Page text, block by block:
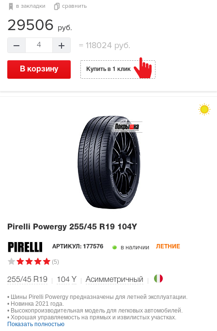
в закладки сравнить
29506 руб.
4 =118024 руб.
В корзину Купить в 1 клик
Pirelli Powergy 255/45 R19 104Y
АРТИКУЛ: 177576 в наличии ЛЕТНИЕ
(5)
255/45 R19 104 Y Асимметричный
• Шины Pirelli Powergy предназначены для летней эксплуатации.
• Новинка 2021 года.
• Высокопроизводительная модель для легковых автомобилей.
• Хорошая управляемость на прямых и извилистых участках.
Показать полностью